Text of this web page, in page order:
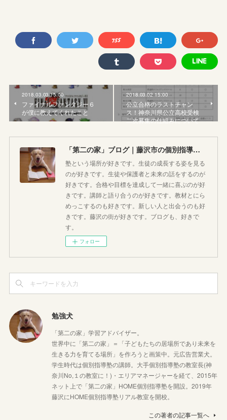
2018.03.03 15:00
ファイナルファンタジー６
が僕に教えてくれたこと
2018.03.02 15:00
公立合格のラストチャン
ス！神奈川県公立高校受検
二次募集の仕組みについて
「第二の家」ブログ｜藤沢市の個別指導塾のお話
塾という場所が好きです。生徒の成長する姿を見る
のが好きです。生徒や保護者と未来の話をするのが
好きです。合格や目標を達成して一緒に喜ぶのが好
きです。講師と語り合うのが好きです。教材とにら
めっこするのも好きです。新しい人と出会うのも好
きです。藤沢の街が好きです。ブログも、好きで
す。
フォロー
勉強犬
「第二の家」学習アドバイザー。
世界中に「第二の家」＝「子どもたちの居場所であり未来を
生きる力を育てる場所」を作ろうと画策中。元広告営業犬。
学生時代は個別指導塾の講師。大手個別指導塾の教室長(神
奈川No,１の教室に！)・エリアマネージャーを経て、2015年
ネット上で「第二の家」HOME個別指導塾を開設。2019年
藤沢にHOME個別指導塾リアル教室を開校。
この著者の記事一覧へ